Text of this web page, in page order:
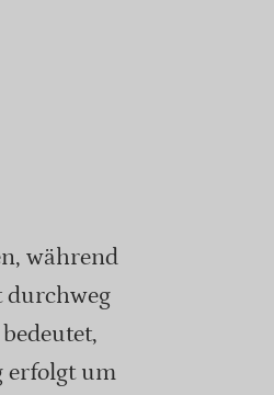
während
durchweg
erfolgt um